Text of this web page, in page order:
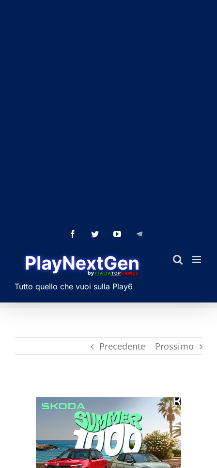
contenuto
FacebookTwitterYouTubeTelegram
Tutto quello che vuoi sulla Play6
Precedente Prossimo